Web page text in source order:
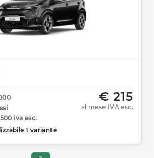
€ 215
al mese IVA esc.
iva esc.
1 variante